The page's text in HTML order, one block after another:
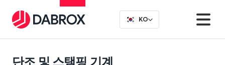
단조 및 스탬핑 기계